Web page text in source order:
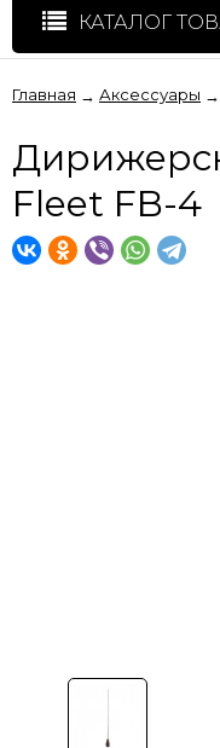
КАТАЛОГ
Главная → Аксессуары →
Fleet FB-4